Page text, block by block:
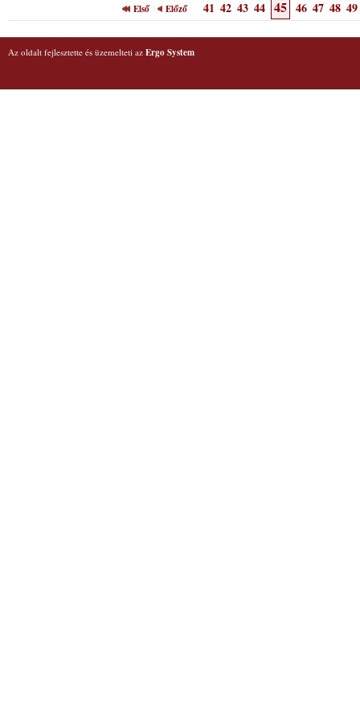
Első Előző 41 42 43 44 45 46 47 48 49
Az oldalt fejlesztette és üzemelteti az Ergo System